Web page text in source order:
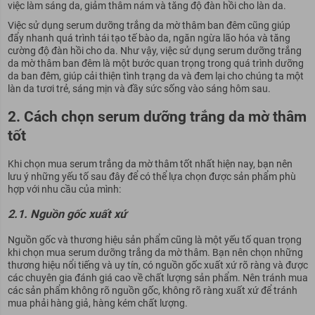
việc làm sáng da, giảm thâm nám và tăng độ đàn hồi cho làn da.
Việc sử dụng serum dưỡng trắng da mờ thâm ban đêm cũng giúp
đẩy nhanh quá trình tái tạo tế bào da, ngăn ngừa lão hóa và tăng
cường độ đàn hồi cho da. Như vậy, việc sử dụng serum dưỡng trắng
da mờ thâm ban đêm là một bước quan trọng trong quá trình dưỡng
da ban đêm, giúp cải thiện tình trạng da và đem lại cho chúng ta một
làn da tươi trẻ, sáng mịn và đầy sức sống vào sáng hôm sau.
2. Cách chọn serum dưỡng trắng da mờ thâm
tốt
Khi chọn mua serum trắng da mờ thâm tốt nhất hiện nay, bạn nên
lưu ý những yếu tố sau đây để có thể lựa chọn được sản phẩm phù
hợp với nhu cầu của mình:
2.1. Nguồn gốc xuất xứ
Nguồn gốc và thương hiệu sản phẩm cũng là một yếu tố quan trọng
khi chọn mua serum dưỡng trắng da mờ thâm. Bạn nên chọn những
thương hiệu nổi tiếng và uy tín, có nguồn gốc xuất xứ rõ ràng và được
các chuyên gia đánh giá cao về chất lượng sản phẩm. Nên tránh mua
các sản phẩm không rõ nguồn gốc, không rõ ràng xuất xứ để tránh
mua phải hàng giả, hàng kém chất lượng.